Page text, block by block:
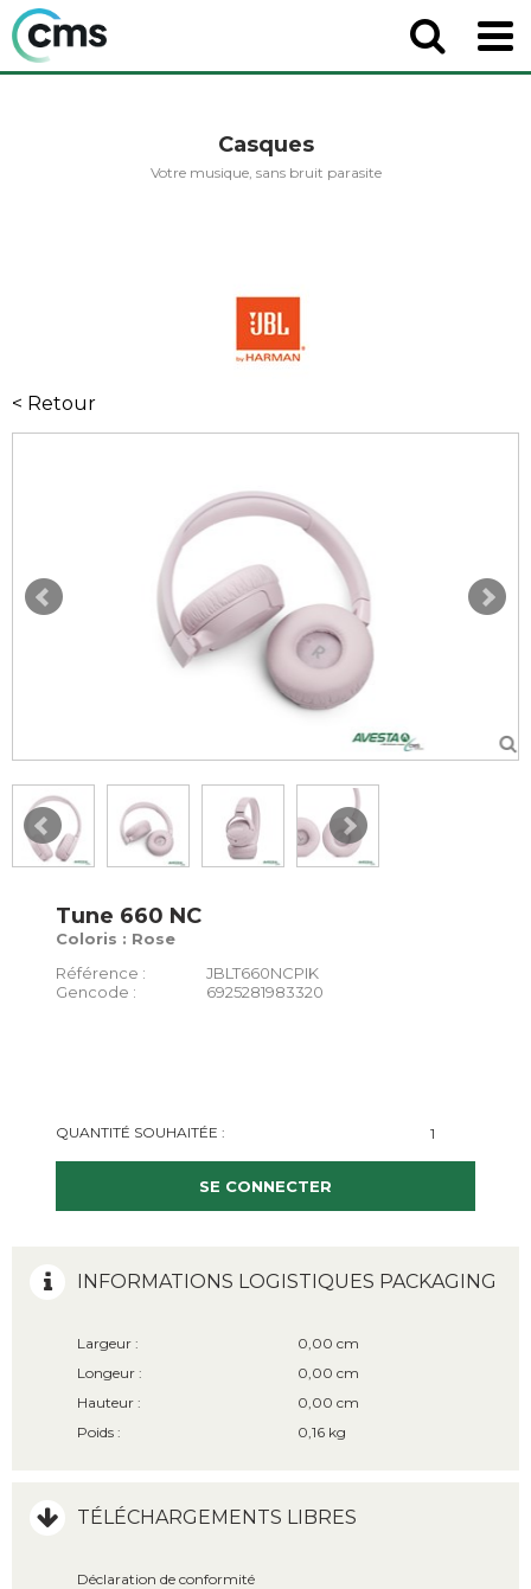
Casques
Votre musique, sans bruit parasite
< Retour
Tune 660 NC
Coloris : Rose
Référence :
JBLT660NCPIK
Gencode :
6925281983320
QUANTITÉ SOUHAITÉE :
SE CONNECTER
INFORMATIONS LOGISTIQUES PACKAGING
Largeur :
0,00 cm
Longeur :
0,00 cm
Hauteur :
0,00 cm
Poids :
0,16 kg
TÉLÉCHARGEMENTS LIBRES
Déclaration de conformité